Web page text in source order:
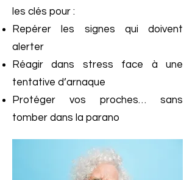
les clés pour :
Repérer les signes qui doivent
alerter
Réagir dans stress face à une
tentative d’arnaque
Protéger vos proches… sans
tomber dans la parano